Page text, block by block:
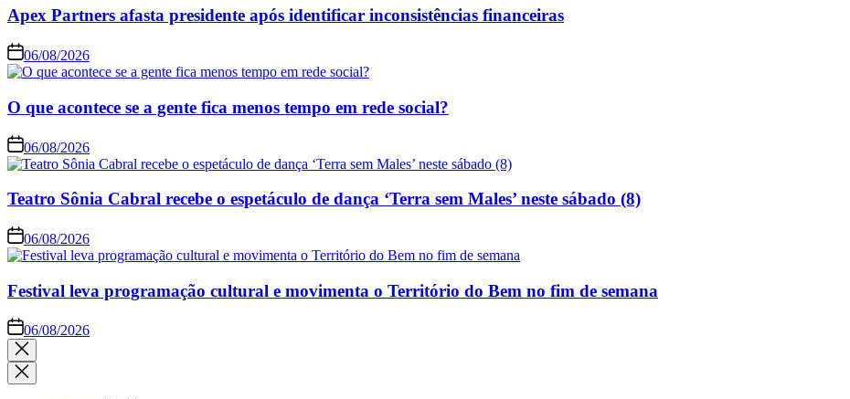
Apex Partners afasta presidente após identificar inconsistências financeiras
06/08/2026
O que acontece se a gente fica menos tempo em rede social?
06/08/2026
Teatro Sônia Cabral recebe o espetáculo de dança ‘Terra sem Males’ neste sábado (8)
06/08/2026
Festival leva programação cultural e movimenta o Território do Bem no fim de semana
06/08/2026
Close
search